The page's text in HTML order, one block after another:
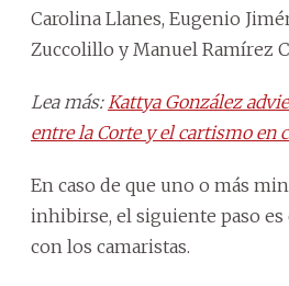
Carolina Llanes, Eugenio
Zuccolillo y Manuel Ramírez
Lea más: Kattya González
entre la Corte y el cartismo en
En caso de que uno o más
inhibirse, el siguiente paso es
con los camaristas.